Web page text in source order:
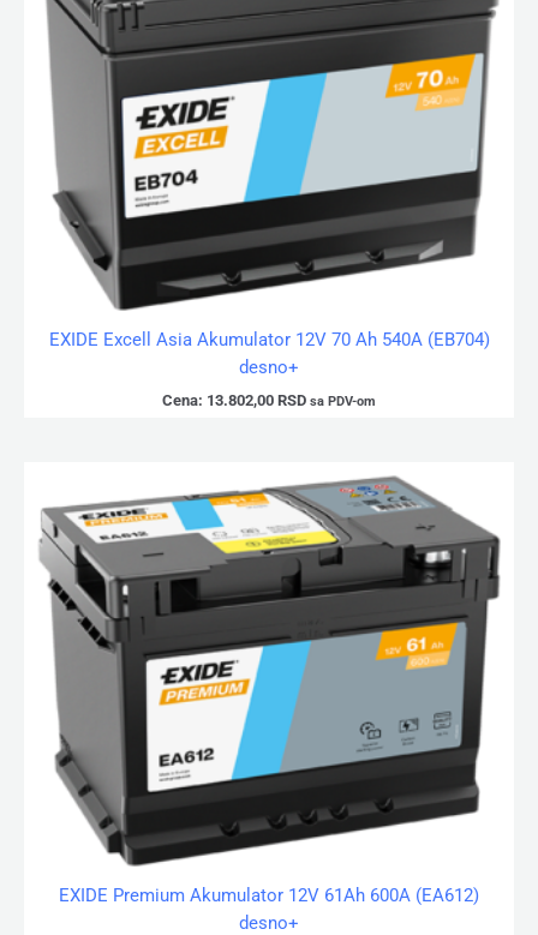
EXIDE Excell Asia Akumulator 12V 70 Ah 540A (EB704)
desno+
Cena: 13.802,00 RSD sa PDV-om
EXIDE Premium Akumulator 12V 61Ah 600A (EA612)
desno+